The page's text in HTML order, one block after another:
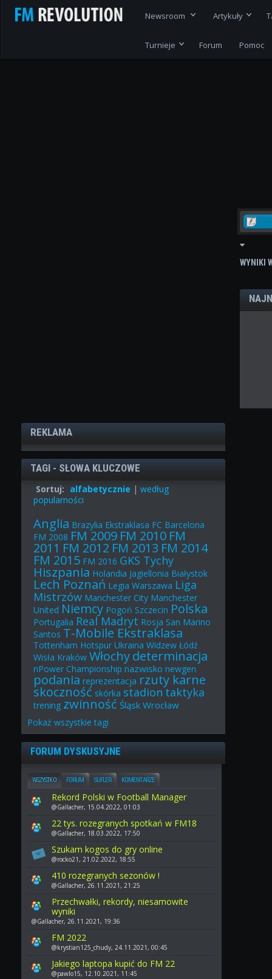
Newsroom Artykuły
Turnieje Forum Pomoc
WYNIKI
REKLAMA
TAGI - SŁOWA KLUCZOWE
Sortuj: alfabetycznie | według
popularności
Anglia Brazylia Ekstraklasa FC Barcelona
FM 2008 FM 2009 FM 2010 FM
2011 FM 2012 FM 2013 FM 2014
FM 2015 FM 2016 GKS Tychy
Hiszpania Holandia Jagiellonia Białystok
Lech Poznań Legia Warszawa Liga
Mistrzów Manchester City Manchester
United Niemcy Pogoń Szczecin Polska
Portugalia Real Madryt Rosja San Marino
Santos T-Mobile Ekstraklasa
Tottenham Hotspur Ukraina Widzew Łódź
Wisła Kraków Włochy determinacja
nPower Championship nazwisko newgen
podania reprezentacja rzuty karne
skoczność skórka stadiontaktyka
trening zwinność Śląsk Wrocław
Pokaż wszystkie tagi
FORUM DYSKUSYJNE
WSZYSTKO FORUM SUFLER KOMENTARZE
Rekord Polski w Football Manager
@Gallacher, 15.04.2022, 01:03
22 tys. rozegranych spotkań w FM18
@Gallacher, 18.03.2022, 17:50
Szukam kogos do gry online
@rocko21, 21.02.2022, 18:55
410 rozegranych sezonów !
@Gallacher, 26.11.2021, 21:25
Przechwałki, rekordy, niesamowite
wyniki
@Gallacher, 26.11.2021, 19:36
FM 2022
@krystian125_chudy, 24.11.2021, 00:45
Jakiego laptopa kupić do FM 22
@pawlo15, 12.10.2021, 11:45